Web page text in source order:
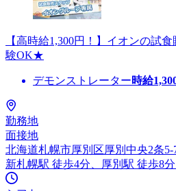
【高時給1,300円！】イオンの試
験OK★
デモンストレーター時給
勤務地
面接地
北海道札幌市厚別区厚別中央2条5-
新札幌駅 徒歩4分、厚別駅 徒歩8